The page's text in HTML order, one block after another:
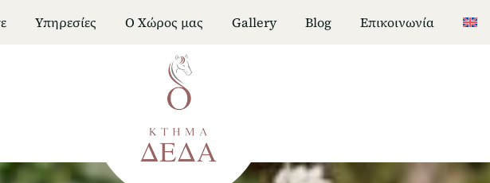
Υπηρεσίες Ο Χώρος μας Gallery Blog Επικοινωνία